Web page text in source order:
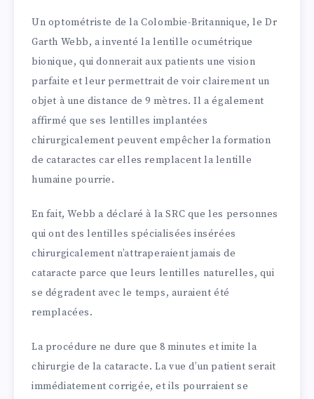
Un optométriste de la Colombie-Britannique, le Dr
Garth Webb, a inventé la lentille ocumétrique
bionique, qui donnerait aux patients une vision
parfaite et leur permettrait de voir clairement un
objet à une distance de 9 mètres. Il a également
affirmé que ses lentilles implantées
chirurgicalement peuvent empêcher la formation
de cataractes car elles remplacent la lentille
humaine pourrie.
En fait, Webb a déclaré à la SRC que les personnes
qui ont des lentilles spécialisées insérées
chirurgicalement n’attraperaient jamais de
cataracte parce que leurs lentilles naturelles, qui
se dégradent avec le temps, auraient été
remplacées.
La procédure ne dure que 8 minutes et imite la
chirurgie de la cataracte. La vue d’un patient serait
immédiatement corrigée, et ils pourraient se